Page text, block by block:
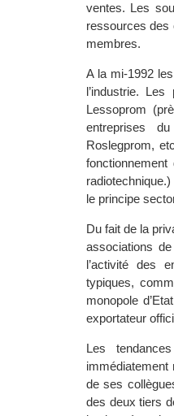
ventes. Les
ressources des
membres.
A la mi-1992
l’industrie.
Lessoprom
entreprises du
Roslegprom,
le principe
Du fait de la
associations
l’activité des
typiques,
monopole
exportateur
Les
immédiatement
de ses
des deux tiers